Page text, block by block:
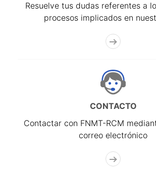
Resuelve tus dudas referentes a
procesos implicados en
CONTACTO
Contactar con FNMT-RCM
correo electrónico